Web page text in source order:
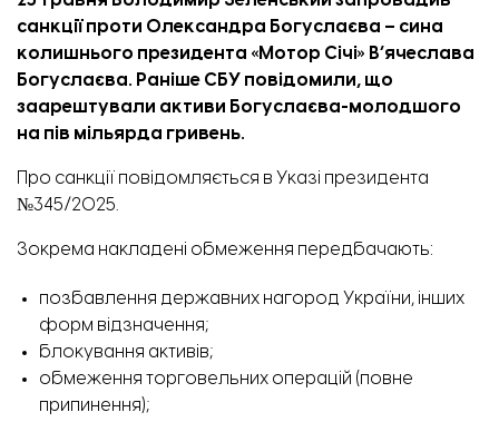
санкції проти Олександра Богуслаєва – сина
колишнього президента «Мотор Січі» В’ячеслава
Богуслаєва. Раніше СБУ повідомили, що
заарештували активи Богуслаєва-молодшого
на пів мільярда гривень.
Про санкції повідомляється в Указі президента
№345/2025.
Зокрема накладені обмеження передбачають:
позбавлення державних нагород України, інших
форм відзначення;
блокування активів;
обмеження торговельних операцій (повне
припинення);